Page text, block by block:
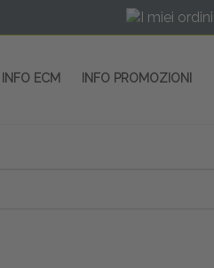
INFO ECM INFO PROMOZIONI